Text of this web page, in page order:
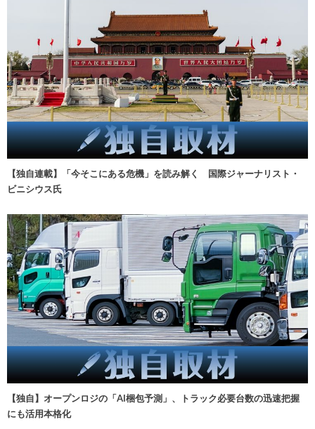
【独自連載】「今そこにある危機」を読み解く 国際ジャーナリスト・
ビニシウス氏
【独自】オープンロジの「AI梱包予測」、トラック必要台数の迅速把握
にも活用本格化